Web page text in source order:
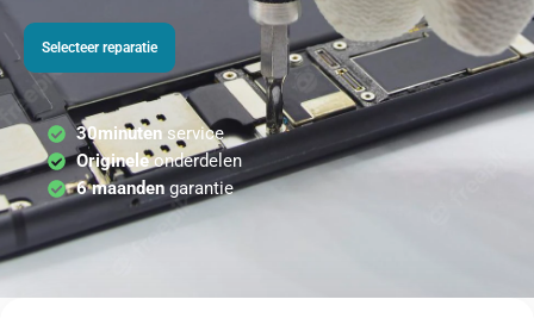
Selecteer reparatie
30minutenservice
Origineleonderdelen
6 maandengarantie